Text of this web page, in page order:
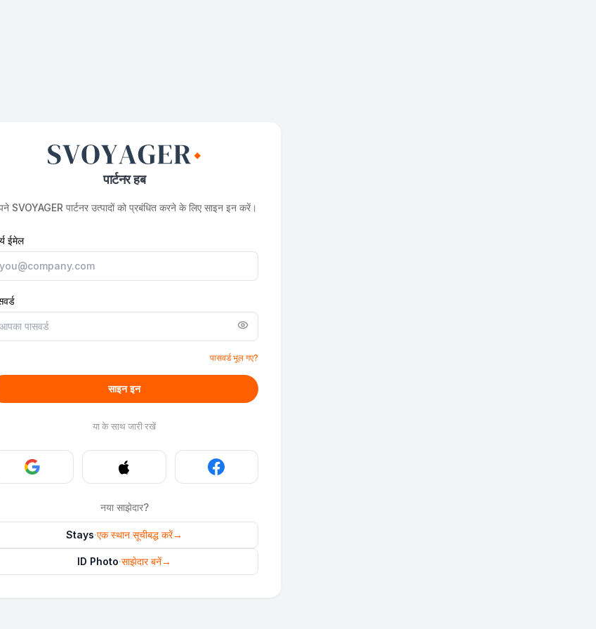
पार्टनर हब
SVOYAGER पार्टनर उत्पादों को प्रबंधित करने के लिए साइन इन करें।
ईमेल
पासवर्ड भूल गए?
साइन इन
या के साथ जारी रखें
नया साझेदार?
Stays·एक स्थान सूचीबद्ध करें→
ID Photo·साझेदार बनें→